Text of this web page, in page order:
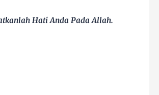
Hati Anda Pada Allah.